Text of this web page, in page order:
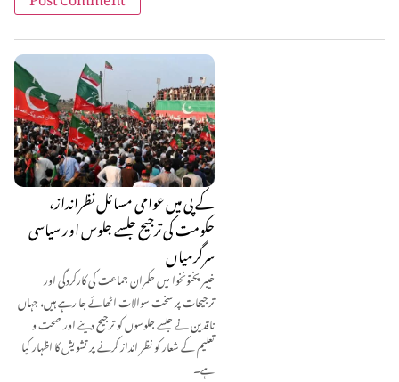
کے پی میں عوامی مسائل نظرانداز،
حکومت کی ترجیح جلسے جلوس اور سیاسی
سرگرمیاں
خیبر پختونخوا میں حکمران جماعت کی کارکردگی اور
ترجیحات پر سخت سوالات اٹھائے جا رہے ہیں، جہاں
ناقدین نے جلسے جلوسوں کو ترجیح دینے اور صحت و
تعلیم کے شعار کو نظر انداز کرنے پر تشویش کا اظہار کیا
ہے۔